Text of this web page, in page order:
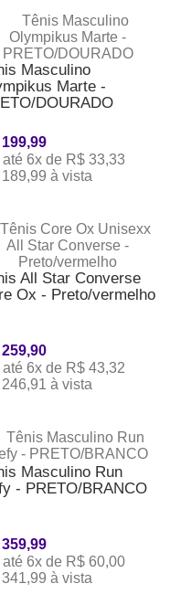
Masculino
Marte -
DOURADO
199,99
até 6x de R$ 33,33
189,99 à vista
All Star Converse
Ox - Preto/vermelho
259,90
até 6x de R$ 43,32
246,91 à vista
Masculino Run
- PRETO/BRANCO
359,99
até 6x de R$ 60,00
341,99 à vista